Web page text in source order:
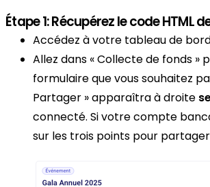
Étape 1: Récupérez le code
Accédez à votre tableau de
Allez dans « Collecte de fonds »
formulaire que vous souhaitez
Partager » apparaîtra à droite
connecté. Si votre compte
sur les trois points pour